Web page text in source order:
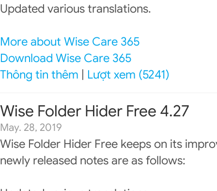
Updated various translations.
More about Wise Care 365
Download Wise Care 365
Thông tin thêm
Lượt xem (5241)
Wise Folder Hider Free 4.27
May. 28, 2019
Wise Folder Hider Free keeps on its
newly released notes are as follows: